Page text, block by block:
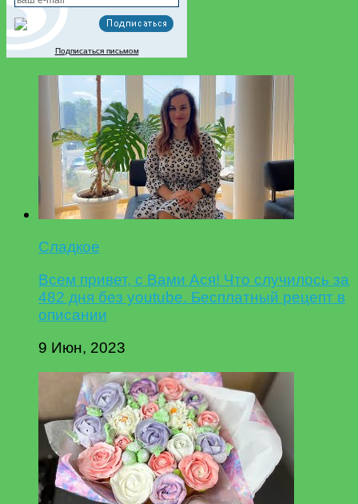
Подписаться письмом
Сладкое
Всем привет, с Вами Ася! Что случилось за
482 дня без youtube. Бесплатный рецепт в
описании
9 Июн, 2023